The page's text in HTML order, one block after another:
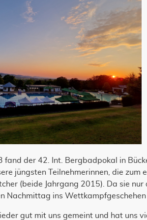
fand der 42. Int. Bergbadpokal in
jüngsten Teilnehmerinnen, die
(beide Jahrgang 2015). Da sie
Nachmittag ins Wettkampfgeschehen
gut mit uns gemeint und hat uns